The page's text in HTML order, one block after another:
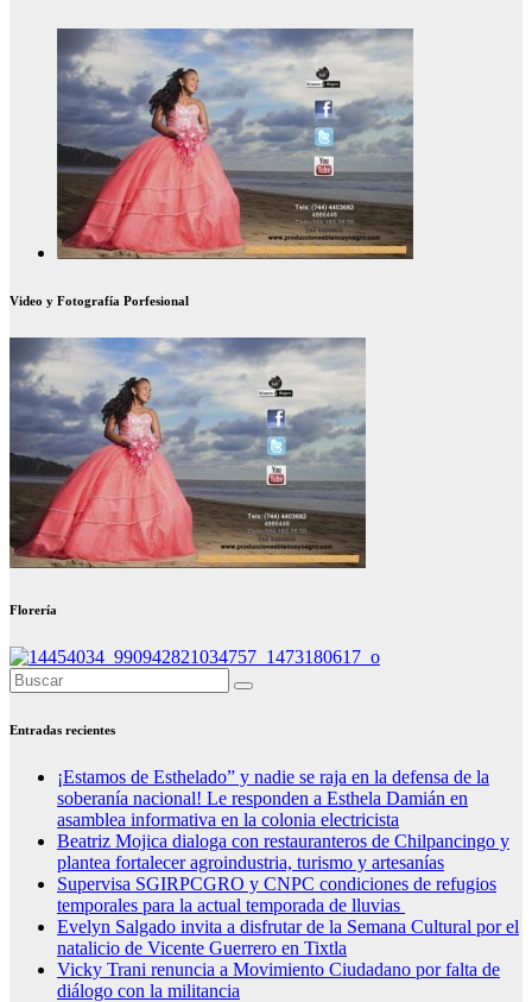
Video y Fotografía Porfesional
Florería
Entradas recientes
¡Estamos de Esthelado” y nadie se raja en la defensa de la
soberanía nacional! Le responden a Esthela Damián en
asamblea informativa en la colonia electricista
Beatriz Mojica dialoga con restauranteros de Chilpancingo y
plantea fortalecer agroindustria, turismo y artesanías
Supervisa SGIRPCGRO y CNPC condiciones de refugios
temporales para la actual temporada de lluvias
Evelyn Salgado invita a disfrutar de la Semana Cultural por el
natalicio de Vicente Guerrero en Tixtla
Vicky Trani renuncia a Movimiento Ciudadano por falta de
diálogo con la militancia